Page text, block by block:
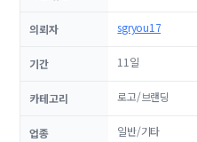
의뢰자 sgryou17
기간 11일
카테고리 로고/브랜딩
업종 일반/기타